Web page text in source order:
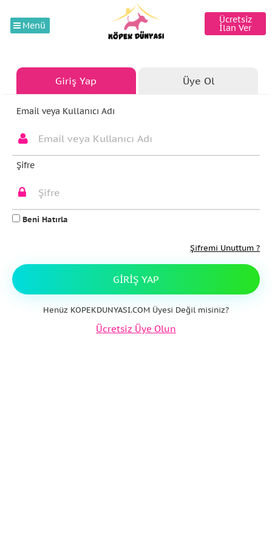
Menü
Ücretsiz
İlan Ver
Giriş Yap Üye Ol
Email veya Kullanıcı Adı
Şifre
Beni Hatırla
Şifremi Unuttum ?
GIRIŞ YAP
Henüz KOPEKDUNYASI.COM Üyesi Değil misiniz?
Ücretsiz Üye Olun